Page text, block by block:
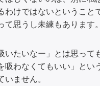
わけではないということ
て思うし未練もあります。
いたいなー」とは思って
吸わなくてもいい」とい
いません。